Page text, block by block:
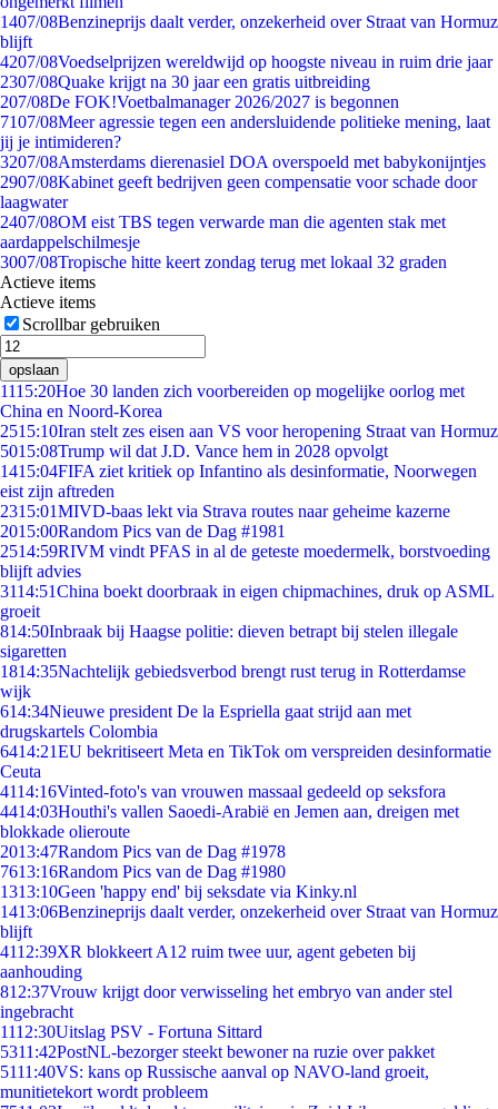
1407/08Benzineprijs daalt verder, onzekerheid over Straat van Hormuz
blijft
4207/08Voedselprijzen wereldwijd op hoogste niveau in ruim drie jaar
2307/08Quake krijgt na 30 jaar een gratis uitbreiding
207/08De FOK!Voetbalmanager 2026/2027 is begonnen
7107/08Meer agressie tegen een andersluidende politieke mening, laat
jij je intimideren?
3207/08Amsterdams dierenasiel DOA overspoeld met babykonijntjes
2907/08Kabinet geeft bedrijven geen compensatie voor schade door
laagwater
2407/08OM eist TBS tegen verwarde man die agenten stak met
aardappelschilmesje
3007/08Tropische hitte keert zondag terug met lokaal 32 graden
Actieve items
Actieve items
Scrollbar gebruiken
opslaan
1115:20Hoe 30 landen zich voorbereiden op mogelijke oorlog met
China en Noord-Korea
2515:10Iran stelt zes eisen aan VS voor heropening Straat van Hormuz
5015:08Trump wil dat J.D. Vance hem in 2028 opvolgt
1415:04FIFA ziet kritiek op Infantino als desinformatie, Noorwegen
eist zijn aftreden
2315:01MIVD-baas lekt via Strava routes naar geheime kazerne
2015:00Random Pics van de Dag #1981
2514:59RIVM vindt PFAS in al de geteste moedermelk, borstvoeding
blijft advies
3114:51China boekt doorbraak in eigen chipmachines, druk op ASML
groeit
814:50Inbraak bij Haagse politie: dieven betrapt bij stelen illegale
sigaretten
1814:35Nachtelijk gebiedsverbod brengt rust terug in Rotterdamse
wijk
614:34Nieuwe president De la Espriella gaat strijd aan met
drugskartels Colombia
6414:21EU bekritiseert Meta en TikTok om verspreiden desinformatie
Ceuta
4114:16Vinted-foto's van vrouwen massaal gedeeld op seksfora
4414:03Houthi's vallen Saoedi-Arabië en Jemen aan, dreigen met
blokkade olieroute
2013:47Random Pics van de Dag #1978
7613:16Random Pics van de Dag #1980
1313:10Geen 'happy end' bij seksdate via Kinky.nl
1413:06Benzineprijs daalt verder, onzekerheid over Straat van Hormuz
blijft
4112:39XR blokkeert A12 ruim twee uur, agent gebeten bij
aanhouding
812:37Vrouw krijgt door verwisseling het embryo van ander stel
ingebracht
1112:30Uitslag PSV - Fortuna Sittard
5311:42PostNL-bezorger steekt bewoner na ruzie over pakket
5111:40VS: kans op Russische aanval op NAVO-land groeit,
munitietekort wordt probleem